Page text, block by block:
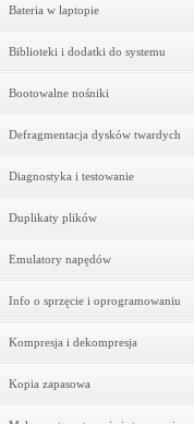
Bateria w laptopie
Biblioteki i dodatki do systemu
Bootowalne nośniki
Defragmentacja dysków twardych
Diagnostyka i testowanie
Duplikaty plików
Emulatory napędów
Info o sprzęcie i oprogramowaniu
Kompresja i dekompresja
Kopia zapasowa